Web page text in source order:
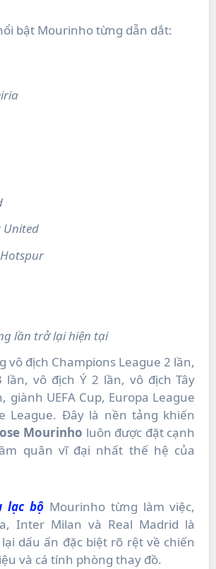
bật Mourinho từng dẫn dắt:
United
lần trở lại hiện tại
vô địch Champions League 2 lần,
lần, vô địch Ý 2 lần, vô địch Tây
giành UEFA Cup, Europa League
League. Đây là nền tảng khiến
Mourinho luôn được đặt cạnh
quân vĩ đại nhất thế hệ của
lạc bộ Mourinho từng làm việc,
Inter Milan và Real Madrid là
dấu ấn đặc biệt rõ rệt về chiến
và cá tính phòng thay đồ.